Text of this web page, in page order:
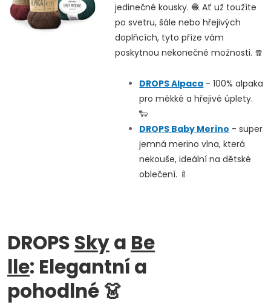
jedinečné kousky. 🧶 Ať už toužíte
po svetru, šále nebo hřejivých
doplňcích, tyto příze vám
poskytnou nekonečné možnosti. 🧣
DROPSAlpaca - 100% alpaka
pro měkké a hřejivé úplety.
🐑
DROPS Baby Merino - super
jemná merino vlna, která
nekouše, ideální na dětské
oblečení. 🍼
DROPS Skya Be
lle: Elegantní a
pohodlné 👗